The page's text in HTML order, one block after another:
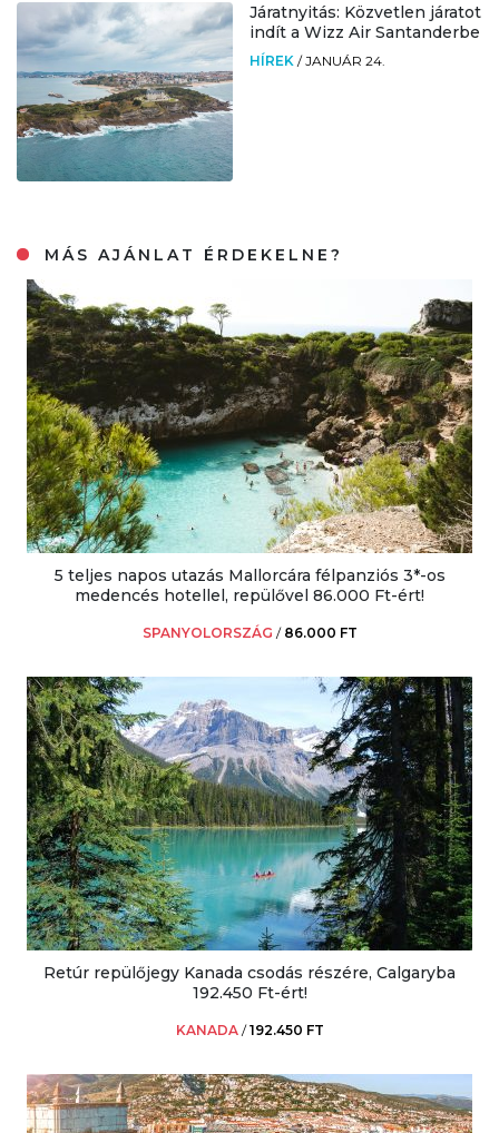
Járatnyitás: Közvetlen járatot
indít a Wizz Air Santanderbe
HÍREK /JANUÁR 24.
MÁS AJÁNLAT ÉRDEKELNE?
5 teljes napos utazás Mallorcára félpanziós 3*-os
medencés hotellel, repülővel 86.000 Ft-ért!
SPANYOLORSZÁG / 86.000 FT
Retúr repülőjegy Kanada csodás részére, Calgaryba
192.450 Ft-ért!
KANADA /192.450 FT